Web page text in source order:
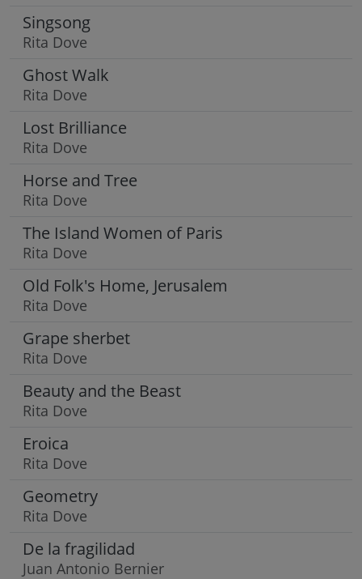
Singsong
Rita Dove
Ghost Walk
Rita Dove
Lost Brilliance
Rita Dove
Horse and Tree
Rita Dove
The Island Women of Paris
Rita Dove
Old Folk's Home, Jerusalem
Rita Dove
Grape sherbet
Rita Dove
Beauty and the Beast
Rita Dove
Eroica
Rita Dove
Geometry
Rita Dove
De la fragilidad
Juan Antonio Bernier